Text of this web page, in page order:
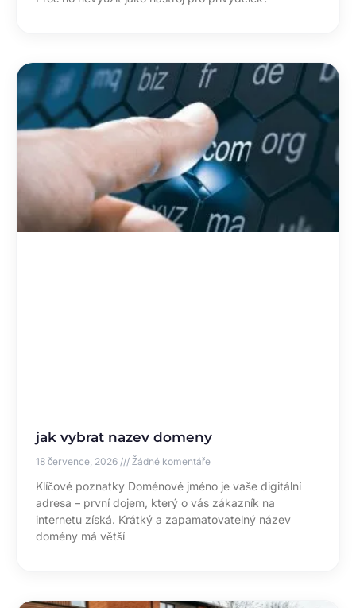
jak vybrat nazev domeny
18 července, 2026 Žádné komentáře
Klíčové poznatky Doménové jméno je vaše digitální
adresa – první dojem, který o vás zákazník na
internetu získá. Krátký a zapamatovatelný název
domény má větší